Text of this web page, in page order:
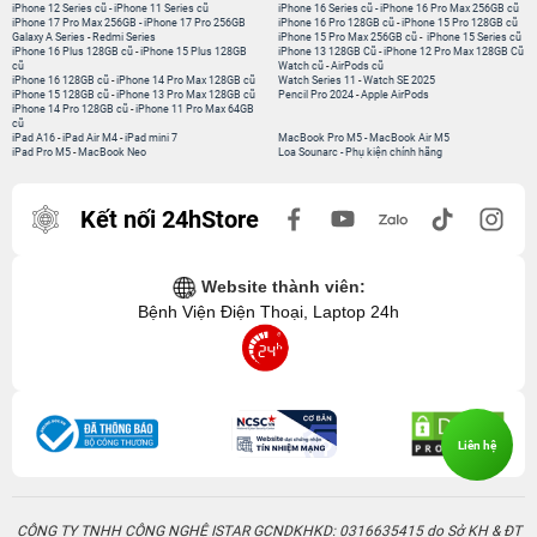
iPhone 12 Series cũ -iPhone 11 Series cũ
iPhone 17 Pro Max 256GB -iPhone 17 Pro 256GB
Galaxy A Series - Redmi Series
iPhone 16 Series cũ- iPhone 16 Pro Max 256GB cũ
iPhone 16 Pro 128GB cũ-iPhone 15 Pro 128GB cũ
iPhone 15 Pro Max 256GB cũ- iPhone 15 Series cũ
iPhone 16 Plus 128GB cũ -iPhone 15 Plus 128GB
cũ
iPhone 16 128GB cũ -iPhone 14 Pro Max 128GB cũ
iPhone 15 128GB cũ -iPhone 13 Pro Max 128GB cũ
iPhone 14 Pro 128GB cũ -iPhone 11 Pro Max 64GB
cũ
iPhone 13 128GB Cũ-iPhone 12 Pro Max 128GB Cũ
Watch cũ-AirPods cũ
Watch Series 11 -Watch SE 2025
Pencil Pro 2024-Apple AirPods
iPad A16 -iPad Air M4 -iPad mini 7
iPad Pro M5 - MacBook Neo
MacBook Pro M5- MacBook Air M5
Loa Sounarc- Phụ kiện chính hãng
Kết nối 24hStore
Website thành viên:
Bệnh Viện Điện Thoại, Laptop 24h
CÔNG TY TNHH CÔNG NGHỆ ISTAR GCNDKHKD: 0316635415 do Sở KH & ĐT
Liên hệ